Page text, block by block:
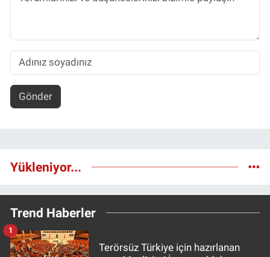
Gönder
Yükleniyor...
Trend Haberler
Terörsüz Türkiye için hazırlanan
1